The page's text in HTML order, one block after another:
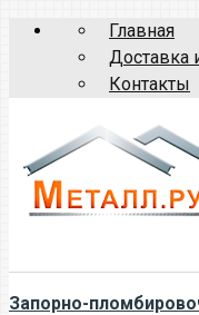
Главная
Доставка
Контакты
Запорно-